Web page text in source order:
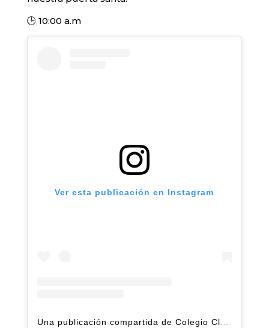
🕒 10:00 a.m
Ver esta publicación en Instagram
Una publicación compartida de Colegio Claret | Alto Hatillo (@clarethatillo)